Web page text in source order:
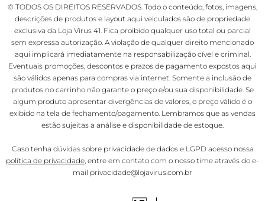
© TODOS OS DIREITOS RESERVADOS. Todo o conteúdo, fotos, imagens,
descrições de produtos e layout aqui veiculados são de propriedade
exclusiva da Loja Virus 41. Fica proibido qualquer uso total ou parcial
sem expressa autorização. A violação de qualquer direito mencionado
aqui implicará imediatamente na responsabilização cível e criminal.
Eventuais promoções, descontos e prazos de pagamento expostos aqui
são válidos apenas para compras via internet. Somente a inclusão de
produtos no carrinho não garante o preço e/ou sua disponibilidade. Se
algum produto apresentar divergências de valores, o preço válido é o
exibido na tela de fechamento/pagamento. Lembramos que as vendas
estão sujeitas a análise e disponibilidade de estoque.
Caso tenha dúvidas sobre privacidade de dados e LGPD acesso nossa
política de privacidade , entre em contato com o nosso time através do e-
mail privacidade@lojavirus.com.br